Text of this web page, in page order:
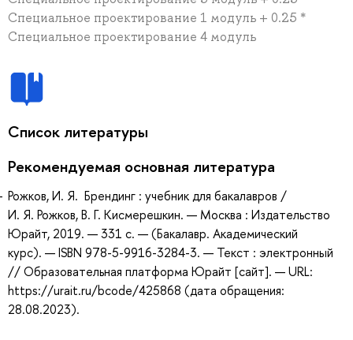
Специальное проектирование 1 модуль + 0.25 *
Специальное проектирование 4 модуль
Список литературы
Рекомендуемая основная литература
Рожков, И. Я. Брендинг : учебник для бакалавров /
И. Я. Рожков, В. Г. Кисмерешкин. — Москва : Издательство
Юрайт, 2019. — 331 с. — (Бакалавр. Академический
курс). — ISBN 978-5-9916-3284-3. — Текст : электронный
// Образовательная платформа Юрайт [сайт]. — URL:
https://urait.ru/bcode/425868 (дата обращения:
28.08.2023).